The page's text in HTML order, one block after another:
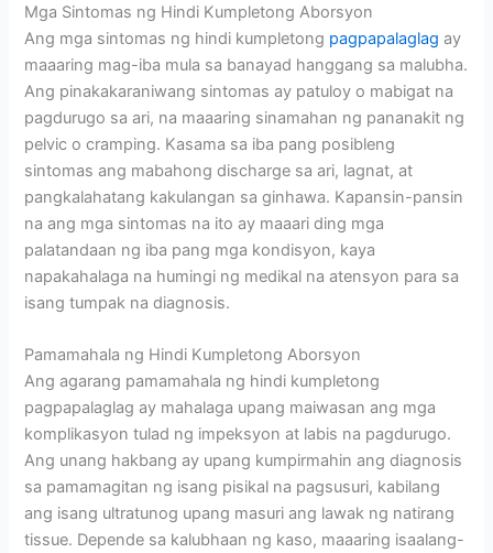
Mga Sintomas ng Hindi Kumpletong Aborsyon
Ang mga sintomas ng hindi kumpletong pagpapalaglag ay
maaaring mag-iba mula sa banayad hanggang sa malubha.
Ang pinakakaraniwang sintomas ay patuloy o mabigat na
pagdurugo sa ari, na maaaring sinamahan ng pananakit ng
pelvic o cramping. Kasama sa iba pang posibleng
sintomas ang mabahong discharge sa ari, lagnat, at
pangkalahatang kakulangan sa ginhawa. Kapansin-pansin
na ang mga sintomas na ito ay maaari ding mga
palatandaan ng iba pang mga kondisyon, kaya
napakahalaga na humingi ng medikal na atensyon para sa
isang tumpak na diagnosis.
Pamamahala ng Hindi Kumpletong Aborsyon
Ang agarang pamamahala ng hindi kumpletong
pagpapalaglag ay mahalaga upang maiwasan ang mga
komplikasyon tulad ng impeksyon at labis na pagdurugo.
Ang unang hakbang ay upang kumpirmahin ang diagnosis
sa pamamagitan ng isang pisikal na pagsusuri, kabilang
ang isang ultratunog upang masuri ang lawak ng natirang
tissue. Depende sa kalubhaan ng kaso, maaaring isaalang-